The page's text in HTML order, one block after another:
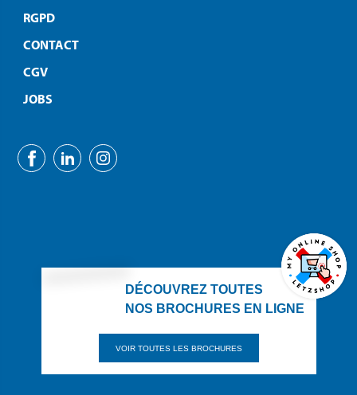
RGPD
CONTACT
CGV
JOBS
DÉCOUVREZ TOUTES
NOS BROCHURES EN LIGNE
VOIR TOUTES LES BROCHURES